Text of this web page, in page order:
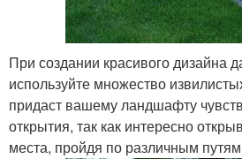
При создании красивого дизайна
используйте множество
придаст вашему ландшафту
открытия, так как интересно
места, пройдя по различным